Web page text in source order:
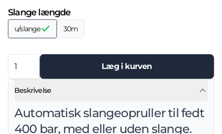
Slange længde
u/slange 30m
Læg i kurven
Beskrivelse
Automatisk slangeopruller til fedt
400 bar, med eller uden slange.